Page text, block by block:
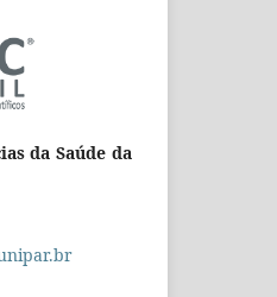
da Saúde da